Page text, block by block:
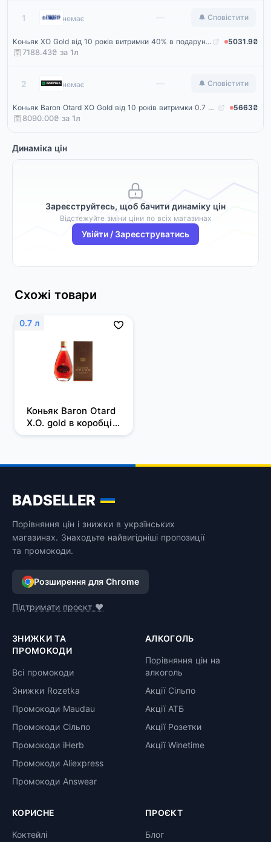
1 Епіцентр
немає — 🔔 Сповістити
Коньяк XO Gold від 10 років витримки 40% в подарунковій упаковці 0,7 л
5031.9₴
7188.43₴ за 1л
2 Rozetka
немає — 🔔 Сповістити
Коньяк Baron Otard XO Gold від 10 років витримки 0.7 л 40% у подарунковій упаковці (3253781250028)
5663₴
8090.00₴ за 1л
Динаміка цін
Зареєструйтесь, щоб бачити динаміку цін
Відстежуйте зміни ціни по всіх магазинах
Увійти / Зареєструватись
Схожі товари
0.7 л
Коньяк Baron Otard
Х.О. gold в коробці
0.7 л
BADSELLER
Порівняння цін і знижки в українських
магазинах. Знаходьте найвигідніші пропозиції
та промокоди.
Розширення для Chrome
Підтримати проєкт ❤️
ЗНИЖКИ ТА
ПРОМОКОДИ
Всі промокоди
Знижки Rozetka
Промокоди Maudau
Промокоди Сільпо
Промокоди iHerb
Промокоди Aliexpress
Промокоди Answear
АЛКОГОЛЬ
Порівняння цін на
алкоголь
Акції Сільпо
Акції АТБ
Акції Розетки
Акції Winetime
КОРИСНЕ
Коктейлі
ПРОЄКТ
Блог